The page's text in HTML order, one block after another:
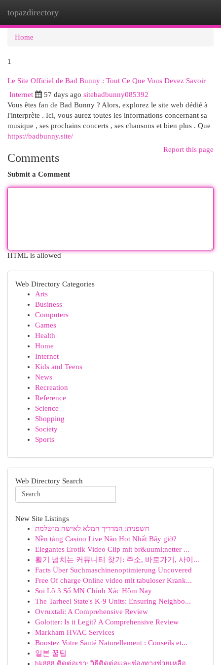
topazdirectory
Home
1
Le Site Officiel de Bad Bunny : Tout Ce Que Vous Devez Savoir
Internet 57 days ago sitebadbunny085392
Vous êtes fan de Bad Bunny ? Alors, explorez le site web dédié à
l'interprète . Ici, vous aurez toutes les informations concernant sa
musique , ses prochains concerts , ses chansons et bien plus . Que
https://badbunny.site/
Report this page
Comments
Submit a Comment
HTML is allowed
Web Directory Categories
Arts
Business
Computers
Games
Health
Home
Internet
Kids and Teens
News
Recreation
Reference
Science
Shopping
Society
Sports
Web Directory Search
New Site Listings
חשפנית: המדריך המלא לאישה מושלמת
Nền tảng Casino Live Nào Hot Nhất Bây giờ?
Elegantes Erotik Video Clip mit br&uuml;netter ...
활기 넘치는 커뮤니티 찾기: 주소, 바로가기, 사이...
Facts Über Suchmaschinenoptimierung Uncovered
Free Of charge Online video mit tabuloser Krank...
Soi Lô 3 Số MN Chính Xác Hôm Nay
The Tarheel State's K-9 Units: Ensuring Neighbo...
Ovruxtali: A Comprehensive Review
Golotter: Is it Legit? A Comprehensive Review
Markham HVAC Services
Boostez Votre Santé Naturellement : Conseils et...
일본 꿀팁